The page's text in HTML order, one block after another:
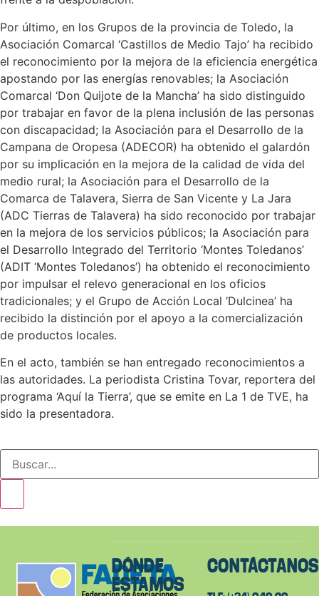
Por último, en los Grupos de la provincia de Toledo, la
Asociación Comarcal ‘Castillos de Medio Tajo’ ha recibido
el reconocimiento por la mejora de la eficiencia energética
apostando por las energías renovables; la Asociación
Comarcal ‘Don Quijote de la Mancha’ ha sido distinguido
por trabajar en favor de la plena inclusión de las personas
con discapacidad; la Asociación para el Desarrollo de la
Campana de Oropesa (ADECOR) ha obtenido el galardón
por su implicación en la mejora de la calidad de vida del
medio rural; la Asociación para el Desarrollo de la
Comarca de Talavera, Sierra de San Vicente y La Jara
(ADC Tierras de Talavera) ha sido reconocido por trabajar
en la mejora de los servicios públicos; la Asociación para
el Desarrollo Integrado del Territorio ‘Montes Toledanos’
(ADIT ‘Montes Toledanos’) ha obtenido el reconocimiento
por impulsar el relevo generacional en los oficios
tradicionales; y el Grupo de Acción Local ‘Dulcinea’ ha
recibido la distinción por el apoyo a la comercialización
de productos locales.
En el acto, también se han entregado reconocimientos a
las autoridades. La periodista Cristina Tovar, reportera del
programa ‘Aquí la Tierra’, que se emite en La 1 de TVE, ha
sido la presentadora.
DÓNDE
ESTAMOS
CONTÁCTANOS